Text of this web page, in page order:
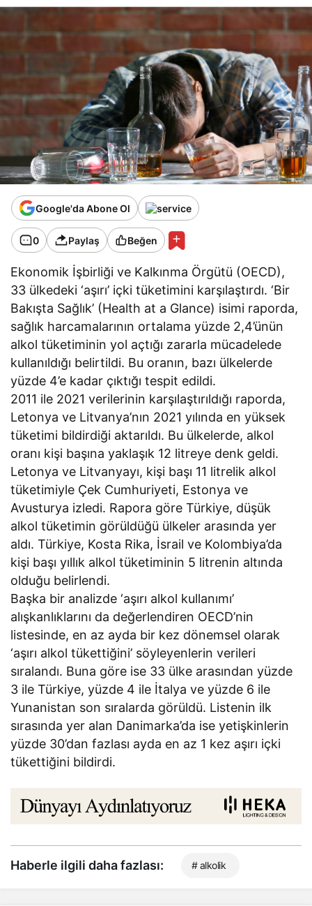
Google'da Abone Ol
0 Paylaş Beğen
Ekonomik İşbirliği ve Kalkınma Örgütü (OECD),
33 ülkedeki ‘aşırı’ içki tüketimini karşılaştırdı. ‘Bir
Bakışta Sağlık’ (Health at a Glance) isimi raporda,
sağlık harcamalarının ortalama yüzde 2,4’ünün
alkol tüketiminin yol açtığı zararla mücadelede
kullanıldığı belirtildi. Bu oranın, bazı ülkelerde
yüzde 4’e kadar çıktığı tespit edildi.
2011 ile 2021 verilerinin karşılaştırıldığı raporda,
Letonya ve Litvanya’nın 2021 yılında en yüksek
tüketimi bildirdiği aktarıldı. Bu ülkelerde, alkol
oranı kişi başına yaklaşık 12 litreye denk geldi.
Letonya ve Litvanyayı, kişi başı 11 litrelik alkol
tüketimiyle Çek Cumhuriyeti, Estonya ve
Avusturya izledi. Rapora göre Türkiye, düşük
alkol tüketimin görüldüğü ülkeler arasında yer
aldı. Türkiye, Kosta Rika, İsrail ve Kolombiya’da
kişi başı yıllık alkol tüketiminin 5 litrenin altında
olduğu belirlendi.
Başka bir analizde ‘aşırı alkol kullanımı’
alışkanlıklarını da değerlendiren OECD’nin
listesinde, en az ayda bir kez dönemsel olarak
‘aşırı alkol tükettiğini’ söyleyenlerin verileri
sıralandı. Buna göre ise 33 ülke arasından yüzde
3 ile Türkiye, yüzde 4 ile İtalya ve yüzde 6 ile
Yunanistan son sıralarda görüldü. Listenin ilk
sırasında yer alan Danimarka’da ise yetişkinlerin
yüzde 30’dan fazlası ayda en az 1 kez aşırı içki
tükettiğini bildirdi.
Haberle ilgili daha fazlası: # alkolik